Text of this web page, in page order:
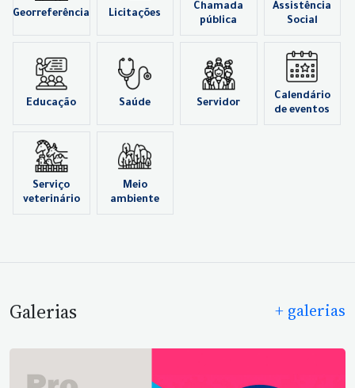
Georreferência Licitações
Chamada
pública
Assistência
Social
Educação Saúde Servidor
Calendário
de eventos
Serviço
veterinário
Meio
ambiente
Galerias + galerias